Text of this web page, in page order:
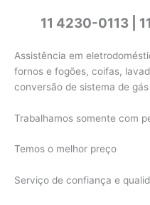
11 4230-0113 |
Assistência em
fornos e fogões, coifas,
conversão de sistema de
Trabalhamos somente com
Temos o melhor preço
Serviço de confiança e